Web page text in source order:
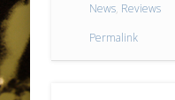
News, Reviews
Permalink